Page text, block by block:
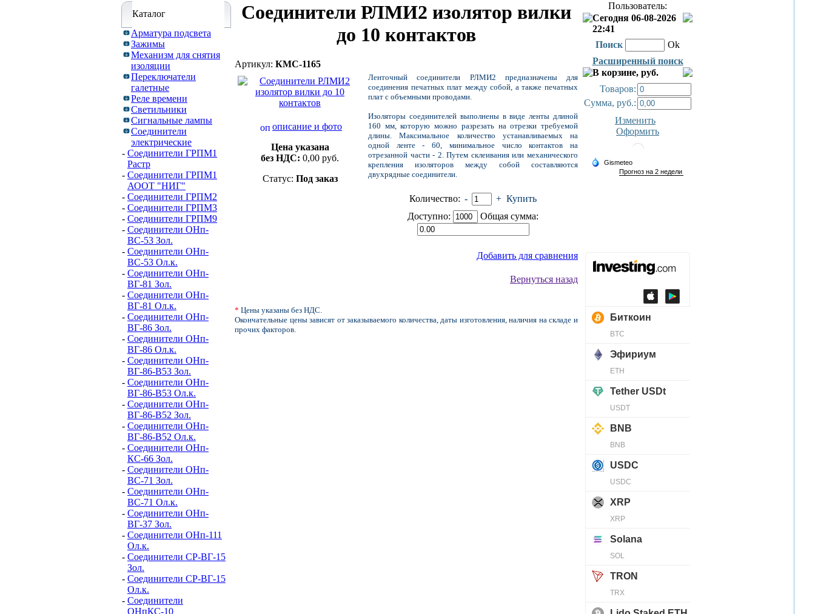
Каталог
Арматура подсвета
Зажимы
Механизм для снятия
изоляции
Переключатели
галетные
Реле времени
Светильники
Сигнальные лампы
Соединители
электрические
- Соединители ГРПМ1
Растр
- Соединители ГРПМ1
АООТ "НИГ"
- Соединители ГРПМ2
- Соединители ГРПМ3
- Соединители ГРПМ9
- Соединители ОНп-
ВС-53 Зол.
- Соединители ОНп-
ВС-53 Ол.к.
- Соединители ОНп-
ВГ-81 Зол.
- Соединители ОНп-
ВГ-81 Ол.к.
- Соединители ОНп-
ВГ-86 Зол.
- Соединители ОНп-
ВГ-86 Ол.к.
- Соединители ОНп-
ВГ-86-В53 Зол.
- Соединители ОНп-
ВГ-86-В53 Ол.к.
- Соединители ОНп-
ВГ-86-В52 Зол.
- Соединители ОНп-
ВГ-86-В52 Ол.к.
- Соединители ОНп-
КС-66 Зол.
- Соединители ОНп-
ВС-71 Зол.
- Соединители ОНп-
ВС-71 Ол.к.
- Соединители ОНп-
ВГ-37 Зол.
- Соединители ОНп-111
Ол.к.
- Соединители СР-ВГ-15
Зол.
- Соединители СР-ВГ-15
Ол.к.
- Соединители
ОНпКС-10
Соединители РЛМИ2 изолятор вилки
до 10 контактов
Артикул: КМС-1165
описание и фото
Цена указана
без НДС: 0,00 руб.
Статус: Под заказ
Ленточный соединители РЛМИ2 предназначены для
соединения печатных плат между собой, а также печатных
плат с объемными проводами.
Изоляторы соединителей выполнены в виде ленты длиной
160 мм, которую можно разрезать на отрезки требуемой
длины. Максимальное количество устанавливаемых на
одной ленте - 60, минимальное число контактов на
отрезанной части - 2. Путем склеивания или механического
крепления изоляторов между собой составляются
двухрядные соединители.
Количество: - + Купить
Доступно:
Общая сумма:
Добавить для сравнения
Вернуться назад
* Цены указаны без НДС.
Окончательные цены зависят от заказываемого количества, даты изготовления, наличия на складе и
прочих факторов.
Пользователь:
Сегодня 06-08-2026
22:41
Поиск
Ok
Расширенный поиск
В корзине, руб.
Товаров:
Сумма, руб.:
Изменить
Оформить